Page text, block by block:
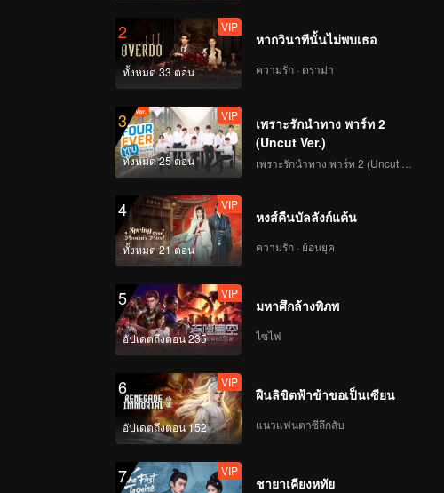
2
ทั้งหมด 33 ตอน
VIP
หากวินาทีนั้นไม่พบเธอ
ความรัก · ดราม่า
3
ทั้งหมด 25 ตอน
VIP
เพราะรักนำทาง พาร์ท 2
(Uncut Ver.)
4
ทั้งหมด 21 ตอน
VIP
หงส์คืนบัลลังก์แค้น
ความรัก · ย้อนยุค
5
อัปเดตถึงตอน 235
VIP
มหาศึกล้างพิภพ
ไซไฟ
6
อัปเดตถึงตอน 152
VIP
ฝืนลิขิตฟ้าข้าขอเป็นเซียน
แนวแฟนตาซีลึกลับ
7 VIP
ชายาเคียงหทัย